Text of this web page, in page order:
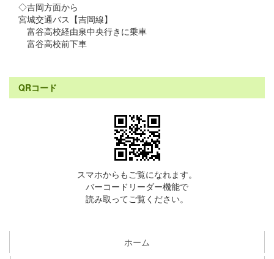
◇吉岡方面から
宮城交通バス【吉岡線】
富谷高校経由泉中央行きに乗車
富谷高校前下車
QRコード
スマホからもご覧になれます。
バーコードリーダー機能で
読み取ってご覧ください。
ホーム